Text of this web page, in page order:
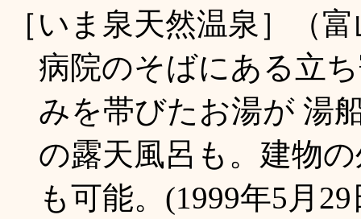
［いま泉天然温泉］（
病院のそばにある立
みを帯びたお湯が 湯
の露天風呂も。建物
も可能。(1999年5月